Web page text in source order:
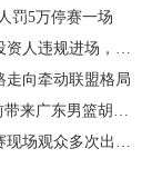
罚5万停赛一场
进场，罚款16万
走向牵动联盟格局
及北京男篮赵睿最新消息
黑哨”及谩骂裁判员情况